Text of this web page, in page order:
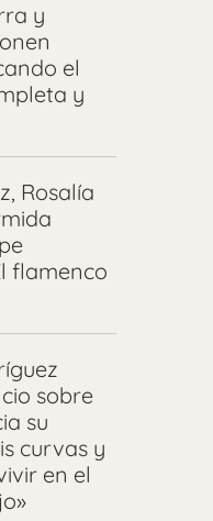
y
el
y
Rosalía
flamenco
sobre
su
curvas y
en el